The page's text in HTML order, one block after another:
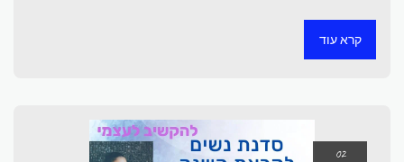
קרא עוד